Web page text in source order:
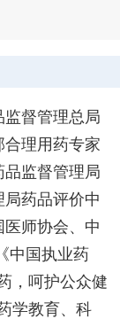
监督管理总局
理用药专家
监督管理局
药品评价中
师协会、中
中国执业药
，呵护公众健
学教育、科